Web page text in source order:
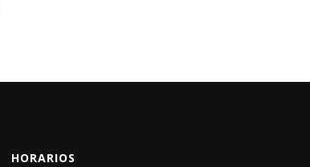
HORARIOS